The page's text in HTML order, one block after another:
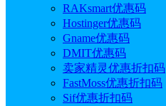
RAKsmart优惠码
Hostinger优惠码
Gname优惠码
DMIT优惠码
卖家精灵优惠折扣码
FastMoss优惠折扣码
Sif优惠折扣码